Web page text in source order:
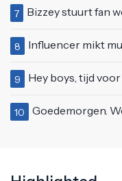
7 Bizzey stuurt fan weg
8 Influencer mikt muntje
9 Hey boys, tijd
10 Goedemorgen. We